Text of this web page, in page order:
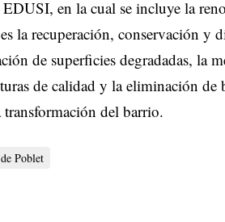
en la cual se incluye la
la recuperación, conservación y
de superficies degradadas, la
de calidad y la eliminación
transformación del barrio.
Poblet